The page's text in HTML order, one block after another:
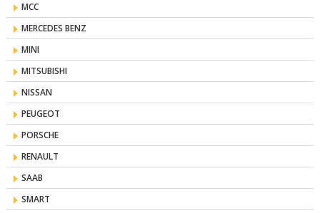
MCC
MERCEDES BENZ
MINI
MITSUBISHI
NISSAN
PEUGEOT
PORSCHE
RENAULT
SAAB
SMART